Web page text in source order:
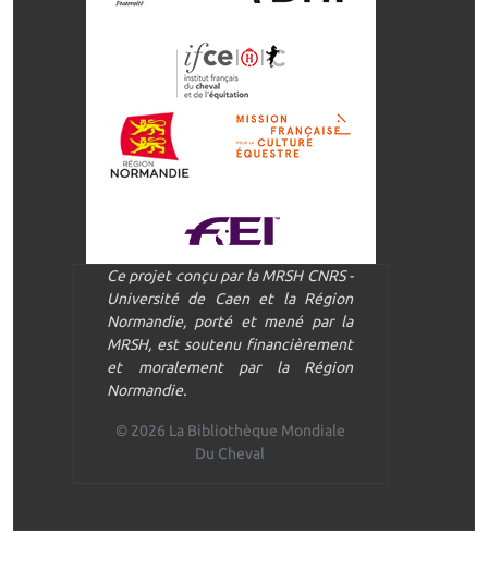
Ce projet conçu par la MRSH CNRS -
Université de Caen et la Région
Normandie, porté et mené par la
MRSH, est soutenu financièrement
et moralement par la Région
Normandie.
© 2026 La Bibliothèque Mondiale
Du Cheval